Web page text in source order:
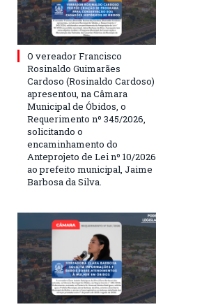
O vereador Francisco
Rosinaldo Guimarães
Cardoso (Rosinaldo Cardoso)
apresentou, na Câmara
Municipal de Óbidos, o
Requerimento nº 345/2026,
solicitando o
encaminhamento do
Anteprojeto de Lei nº 10/2026
ao prefeito municipal, Jaime
Barbosa da Silva.